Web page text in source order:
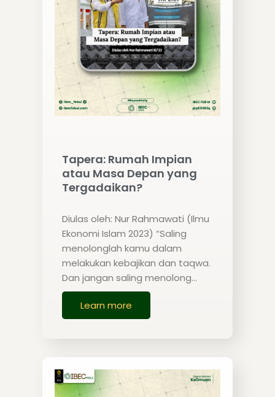
Tapera: Rumah Impian
atau Masa Depan yang
Tergadaikan?
Diulas oleh: Nur Rahmawati (Ilmu
Ekonomi Islam 2023) “Saling
menolonglah kamu dalam
melakukan kebajikan dan taqwa.
Dan jangan saling menolong…
Learn more